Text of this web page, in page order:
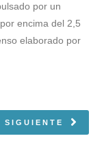
por un
encima del 2,5
elaborado por
SIGUIENTE